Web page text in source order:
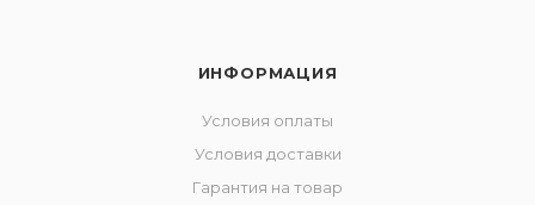
ИНФОРМАЦИЯ
Условия оплаты
Условия доставки
Гарантия на товар